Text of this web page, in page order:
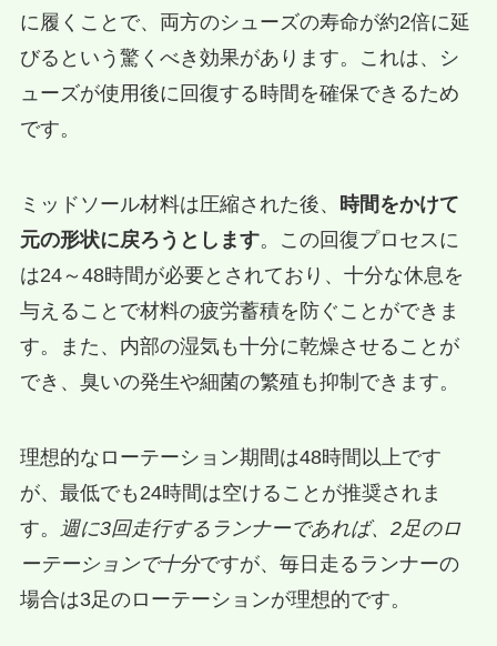
に履くことで、両方のシューズの寿命が約2倍に延
びるという驚くべき効果があります。これは、シ
ューズが使用後に回復する時間を確保できるため
です。
ミッドソール材料は圧縮された後、
時間をかけて
元の形状に戻ろうとします。この回復プロセスに
は24～48時間が必要とされており、十分な休息を
与えることで材料の疲労蓄積を防ぐことができま
す。また、内部の湿気も十分に乾燥させることが
でき、臭いの発生や細菌の繁殖も抑制できます。
理想的なローテーション期間は48時間以上です
が、最低でも24時間は空けることが推奨されま
す。
週に3回走行するランナーであれば、2足のロ
ーテーションで十分ですが、毎日走るランナーの
場合は3足のローテーションが理想的です。